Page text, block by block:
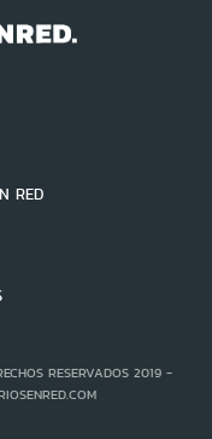
RED
RESERVADOS 2019 -